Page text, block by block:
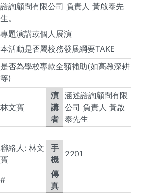
諮詢顧問有限公司 負責人 黃啟泰先
生。
專題演講或個人展演
本活動是否屬校務發展綱要TAKE
是否為學校專款全額補助(如高教深耕
等)
林文寶
演
講
者
涵述諮詢顧問有限
公司 負責人 黃啟
泰先生
聯絡人: 林文
寶
手
機
2201
#
傳
真